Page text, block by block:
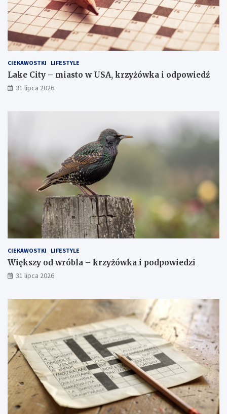
CIEKAWOSTKI LIFESTYLE
Lake City – miasto w USA, krzyżówka i odpowiedź
31 lipca 2026
CIEKAWOSTKI LIFESTYLE
Większy od wróbla – krzyżówka i podpowiedzi
31 lipca 2026